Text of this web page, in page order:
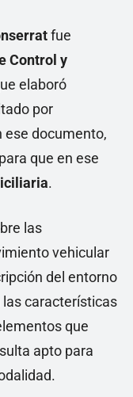
fue
Control y
elaboró
por
ese documento,
que en ese
.
las
vehicular
del entorno
características
que
apto para